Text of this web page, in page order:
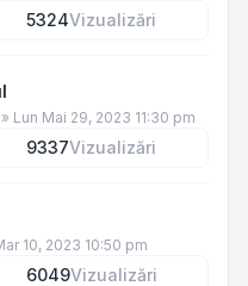
5324Vizualizări
» Lun Mai 29, 2023 11:30 pm
9337Vizualizări
10, 2023 10:50 pm
6049Vizualizări